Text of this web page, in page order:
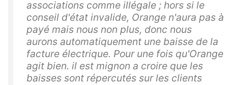
associations comme illégale ; hors si le
conseil d'état invalide, Orange n'aura pas à
payé mais nous non plus, donc nous
aurons automatiquement une baisse de la
facture électrique. Pour une fois qu'Orange
agit bien. il est mignon a croire que les
baisses sont répercutés sur les clients